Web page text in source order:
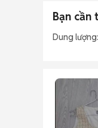
Bạn cần
Dung lượng: